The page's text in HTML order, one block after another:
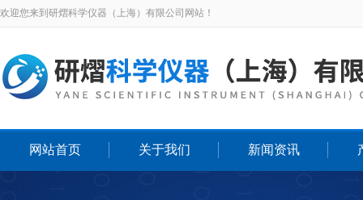
欢迎您来到研熠科学仪器（上海）有限公司网站！
网站首页 关于我们 新闻资讯